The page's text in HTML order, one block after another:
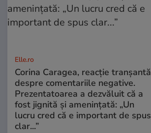
Elle.ro
Corina Caragea, reacție tranșantă
despre comentariile negative.
Prezentatoarea a dezvăluit că a
fost jignită și amenințată: „Un
lucru cred că e important de spus
clar...”